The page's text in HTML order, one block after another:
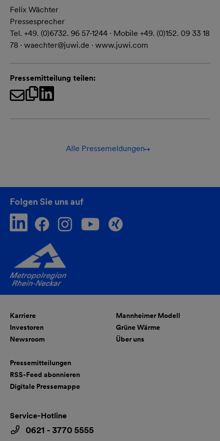
Felix Wächter
Pressesprecher
Tel. +49. (0)6732. 96 57-1244 · Mobile +49. (0)152. 09 33 18
78 · waechter@juwi.de · www.juwi.com
Pressemitteilung teilen:
Alle Pressemeldungen
Folgen Sie uns auf
Karriere
Investoren
Newsroom
Mannheimer Modell
Grüne Wärme
Über uns
Pressemitteilungen
RSS-Feed abonnieren
Digitale Pressemappe
Service-Hotline
0621 - 3770 5555